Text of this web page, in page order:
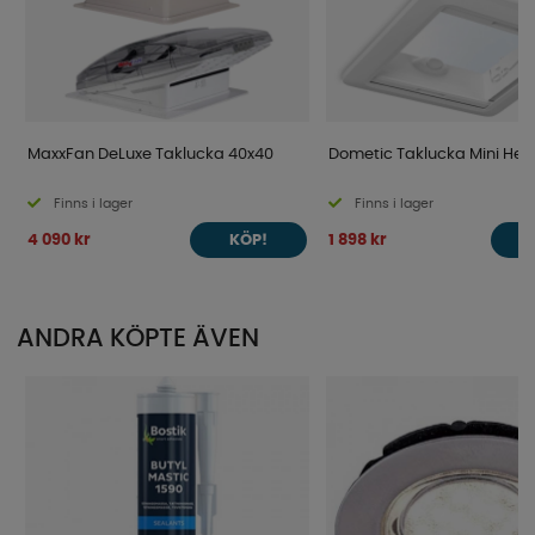
MaxxFan DeLuxe Taklucka 40x40
Finns i lager
4 090 kr KÖP!
Dometic Taklucka Mini Heki
Finns i lager
1 898 kr
ANDRA KÖPTE ÄVEN